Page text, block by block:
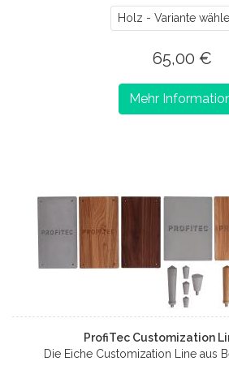
Holz - Variante
65,00 €
Mehr
ProfiTec Customization
Die Eiche Customization Line aus